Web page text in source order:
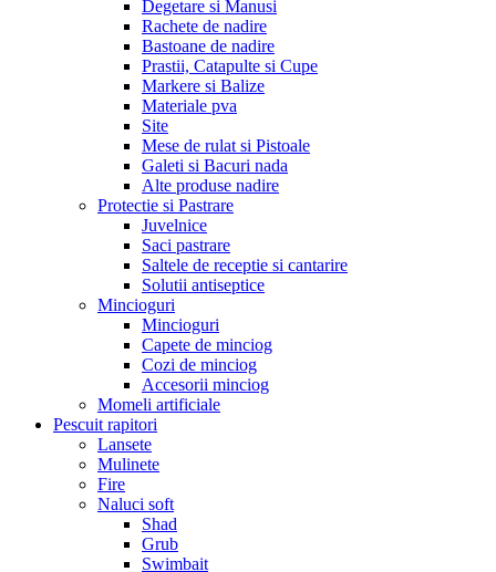
Degetare si Manusi
Rachete de nadire
Bastoane de nadire
Prastii, Catapulte si Cupe
Markere si Balize
Materiale pva
Site
Mese de rulat si Pistoale
Galeti si Bacuri nada
Alte produse nadire
Protectie si Pastrare
Juvelnice
Saci pastrare
Saltele de receptie si cantarire
Solutii antiseptice
Mincioguri
Mincioguri
Capete de minciog
Cozi de minciog
Accesorii minciog
Momeli artificiale
Pescuit rapitori
Lansete
Mulinete
Fire
Naluci soft
Shad
Grub
Swimbait